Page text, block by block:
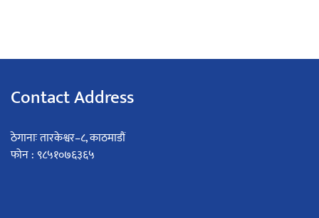
Contact Address
ठेगानाः तारकेश्वर–८, काठमाडौं
फोन : ९८५१०७६३६५